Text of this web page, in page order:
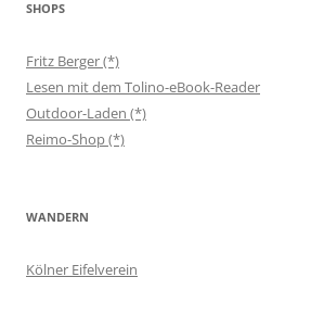
SHOPS
Fritz Berger (*)
Lesen mit dem Tolino-eBook-Reader
Outdoor-Laden (*)
Reimo-Shop (*)
WANDERN
Kölner Eifelverein